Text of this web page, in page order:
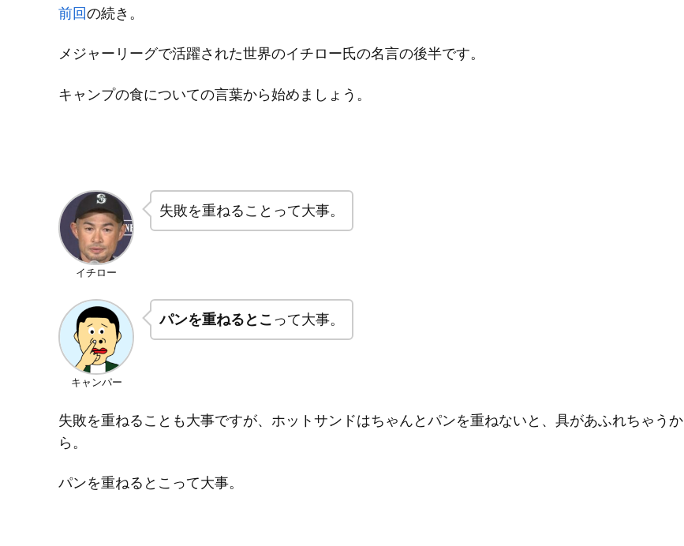
前回の続き。
メジャーリーグで活躍された世界のイチロー氏の名言の後半です。
キャンプの食についての言葉から始めましょう。
イチロー
失敗を重ねることって大事。
キャンパー
パンを重ねるとこ って大事。
失敗を重ねることも大事ですが、ホットサンドはちゃんとパンを重ねないと、具があふれちゃうか
ら。
パンを重ねるとこって大事。